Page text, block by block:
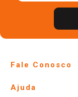
Fale Conosco
Lojas Físicas e
Ajuda